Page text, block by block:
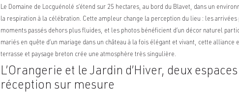
Le Domaine de Locguénolé s’étend sur 25 hectares, au bord du Blavet, dans un
la respiration à la célébration. Cette ampleur change la perception du lieu : les
moments passés dehors plus fluides, et les photos bénéficient d’un décor naturel
mariés en quête d’un mariage dans un château à la fois élégant et vivant, cette
terrasse et paysage breton crée une atmosphère très singulière.
L’Orangerie et le Jardin d’Hiver, deux
réception sur mesure